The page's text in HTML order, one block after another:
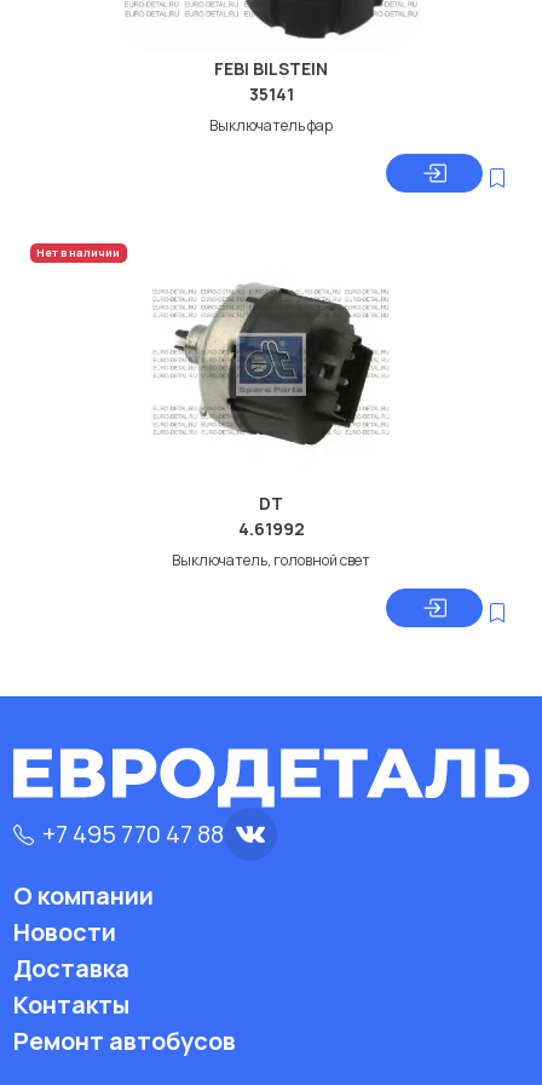
FEBI BILSTEIN
35141
Выключатель фар
Нет в наличии
DT
4.61992
Выключатель, головной свет
+7 495 770 47 88
О компании
Новости
Доставка
Контакты
Ремонт автобусов